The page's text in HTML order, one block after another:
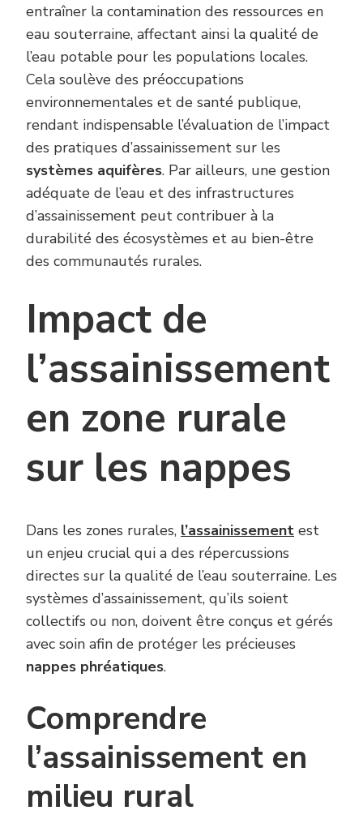
entraîner la contamination des ressources en
eau souterraine, affectant ainsi la qualité de
l’eau potable pour les populations locales.
Cela soulève des préoccupations
environnementales et de santé publique,
rendant indispensable l’évaluation de l’impact
des pratiques d’assainissement sur les
systèmes aquifères. Par ailleurs, une gestion
adéquate de l’eau et des infrastructures
d’assainissement peut contribuer à la
durabilité des écosystèmes et au bien-être
des communautés rurales.
Impact de
l’assainissement
en zone rurale
sur les nappes
Dans les zones rurales, l’assainissement est
un enjeu crucial qui a des répercussions
directes sur la qualité de l’eau souterraine. Les
systèmes d’assainissement, qu’ils soient
collectifs ou non, doivent être conçus et gérés
avec soin afin de protéger les précieuses
nappes phréatiques.
Comprendre
l’assainissement en
milieu rural